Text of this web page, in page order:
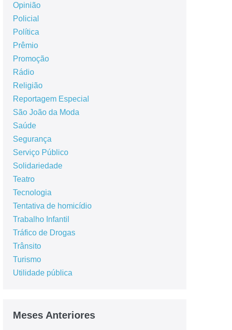
Opinião
Policial
Política
Prêmio
Promoção
Rádio
Religião
Reportagem Especial
São João da Moda
Saúde
Segurança
Serviço Público
Solidariedade
Teatro
Tecnologia
Tentativa de homicídio
Trabalho Infantil
Tráfico de Drogas
Trânsito
Turismo
Utilidade pública
Meses Anteriores